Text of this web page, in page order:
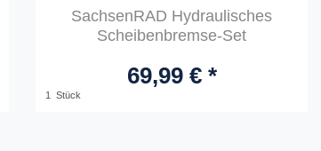
SachsenRAD Hydraulisches
Scheibenbremse-Set
69,99 € *
1 Stück